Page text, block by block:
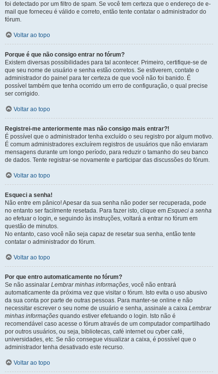
foi detectado por um filtro de spam. Se você tem certeza que o endereço de e-
mail que forneceu é válido e correto, então tente contatar o administrador do
fórum.
Voltar ao topo
Porque é que não consigo entrar no fórum?
Existem diversas possibilidades para tal acontecer. Primeiro, certifique-se de
que seu nome de usuário e senha estão corretos. Se estiverem, contate o
administrador do painel para ter certeza de que você não foi banido. É
possível também que tenha ocorrido um erro de configuração, o qual precise
ser corrigido.
Voltar ao topo
Registrei-me anteriormente mas não consigo mais entrar?!
É possível que o administrador tenha excluído o seu registro por algum motivo.
É comum administradores excluírem registros de usuários que não enviaram
mensagens durante um longo período, para reduzir o tamanho do seu banco
de dados. Tente registrar-se novamente e participar das discussões do fórum.
Voltar ao topo
Esqueci a senha!
Não entre em pânico! Apesar da sua senha não poder ser recuperada, pode
no entanto ser facilmente resetada. Para fazer isto, clique em Esqueci a senha
ao efetuar o login, e seguindo às instruções, voltará a entrar no fórum em
questão de minutos.
No entanto, caso você não seja capaz de resetar sua senha, então tente
contatar o administrador do fórum.
Voltar ao topo
Por que entro automaticamente no fórum?
Se não assinalar Lembrar minhas informações, você não entrará
automaticamente da próxima vez que visitar o fórum. Isto evita o uso abusivo
da sua conta por parte de outras pessoas. Para manter-se online e não
necessitar escrever o seu nome de usuário e senha, assinale a caixa Lembrar
minhas informações quando estiver efetuando o login. Isto não é
recomendável caso acesse o fórum através de um computador compartilhado
por outros usuários, ou seja, bibliotecas, café internet ou cyber café,
universidades, etc. Se não consegue visualizar a caixa, é possível que o
administrador tenha desativado este recurso.
Voltar ao topo